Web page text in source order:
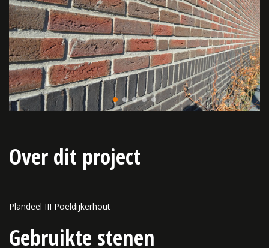
Over dit project
Plandeel III Poeldijkerhout
Gebruikte stenen